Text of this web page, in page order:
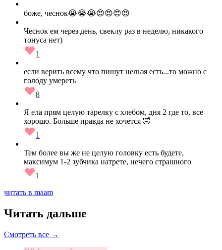
боже, чеснок😭😭😭😍😍😍😍
Чеснок ем через день, свеклу раз в неделю, никакого
тонуса нет)
1
если верить всему что пишут нельзя есть...то можно с
голоду умереть
8
Я ела прям целую тарелку с хлебом, дня 2 где то, все
хорошо. Больше правда не хочется 🤣
1
Тем более вы же не целую головку есть будете,
максимум 1-2 зубчика натрете, нечего страшного
1
читать в maam
Читать дальше
Смотреть все →